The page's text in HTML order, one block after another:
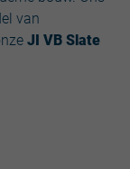
van
JI VB Slate